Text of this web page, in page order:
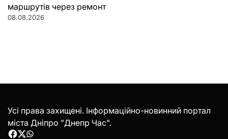
маршрутів через ремонт
08.08.2026
Усі права захищені. Інформаційно-новинний портал
міста Дніпро "Днепр Час".